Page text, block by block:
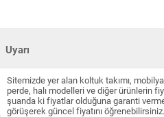
Uyarı
Sitemizde yer alan koltuk takımı,
perde, halı modelleri ve diğer ürünlerin
şuanda ki fiyatlar olduğuna garanti
görüşerek güncel fiyatını öğrenebilirsiniz.